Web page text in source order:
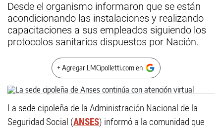
Desde el organismo informaron que se están
acondicionando las instalaciones y realizando
capacitaciones a sus empleados siguiendo los
protocolos sanitarios dispuestos por Nación.
+ Agregar LMCipolletti.com en
La sede cipoleña de la Administración Nacional de la
Seguridad Social (ANSES) informó a la comunidad que